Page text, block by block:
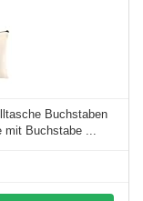
Buchstaben
mit Buchstabe ...